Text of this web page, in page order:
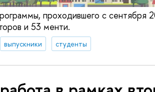
проходившего с сентября
и 53 менти.
выпускники студенты